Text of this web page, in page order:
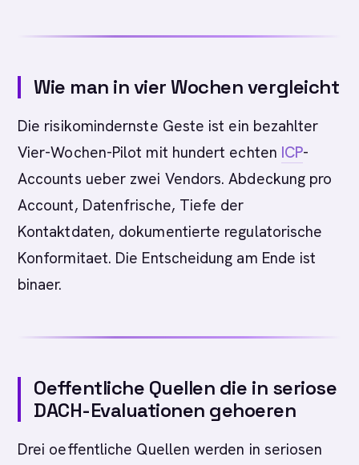
Wie man in vier Wochen vergleicht
Die risikomindernste Geste ist ein bezahlter
Vier-Wochen-Pilot mit hundert echten ICP-
Accounts ueber zwei Vendors. Abdeckung pro
Account, Datenfrische, Tiefe der
Kontaktdaten, dokumentierte regulatorische
Konformitaet. Die Entscheidung am Ende ist
binaer.
Oeffentliche Quellen die in seriose
DACH-Evaluationen gehoeren
Drei oeffentliche Quellen werden in seriosen